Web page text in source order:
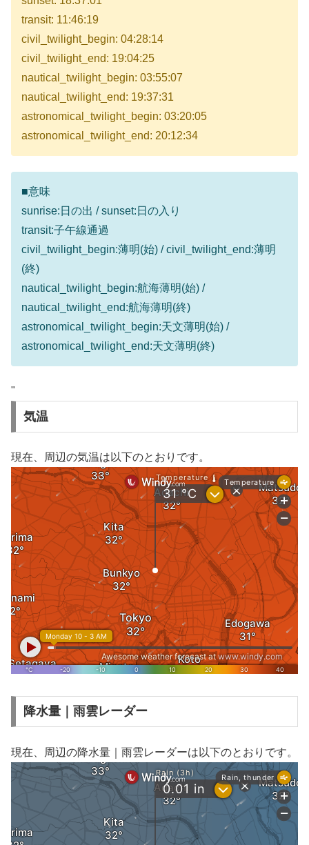
transit: 11:46:19
civil_twilight_begin: 04:28:14
civil_twilight_end: 19:04:25
nautical_twilight_begin: 03:55:07
nautical_twilight_end: 19:37:31
astronomical_twilight_begin: 03:20:05
astronomical_twilight_end: 20:12:34
■意味
sunrise:日の出 / sunset:日の入り
transit:子午線通過
civil_twilight_begin:薄明(始) / civil_twilight_end:薄明
(終)
nautical_twilight_begin:航海薄明(始) /
nautical_twilight_end:航海薄明(終)
astronomical_twilight_begin:天文薄明(始) /
astronomical_twilight_end:天文薄明(終)
"
気温
現在、周辺の気温は以下のとおりです。
降水量｜雨雲レーダー
現在、周辺の降水量｜雨雲レーダーは以下のとおりです。